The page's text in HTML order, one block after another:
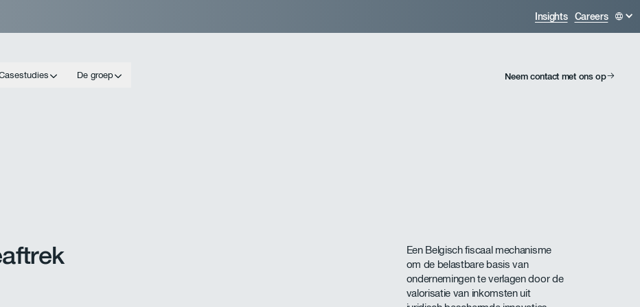
Insights Careers
De groep Neem contact met ons op
Een Belgisch fiscaal mechanisme
om de belastbare basis van
ondernemingen te verlagen door de
valorisatie van inkomsten uit